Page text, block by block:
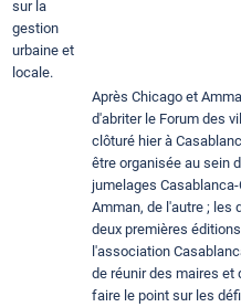
sur la
gestion
urbaine et
locale.
Après Chicago et
d'abriter le Forum des
clôturé hier à
être organisée au sein
jumelages
Amman, de l'autre ; les
deux premières
l'association
de réunir des maires et
faire le point sur les